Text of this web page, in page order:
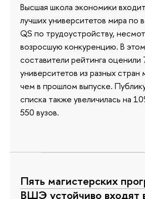
Высшая школа экономики
лучших университетов мира по
QS по трудоустройству,
возросшую конкуренцию. В
составители рейтинга оценили
университетов из разных
чем в прошлом выпуске.
списка также увеличилась на
550 вузов.
Пять магистерских
ВШЭ устойчиво входят